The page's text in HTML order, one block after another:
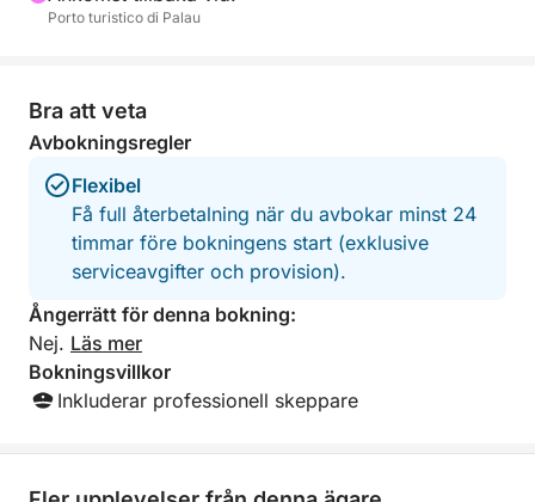
Porto turistico di Palau
Bra att veta
Avbokningsregler
Flexibel
Få full återbetalning när du avbokar minst 24
timmar före bokningens start (exklusive
serviceavgifter och provision).
Ångerrätt för denna bokning:
Nej. Läs mer
Bokningsvillkor
Inkluderar professionell skeppare